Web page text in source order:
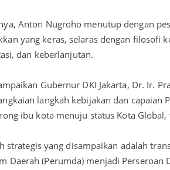
Anton Nugroho menutup dengan
yang keras, selaras dengan filosofi
dan keberlanjutan.
Gubernur DKI Jakarta, Dr. Ir.
langkah kebijakan dan capaian
ibu kota menuju status Kota
strategis yang disampaikan adalah
Daerah (Perumda) menjadi Perseroan